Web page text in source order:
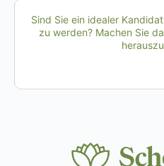
Sind Sie ein idealer
zu werden? Machen Sie